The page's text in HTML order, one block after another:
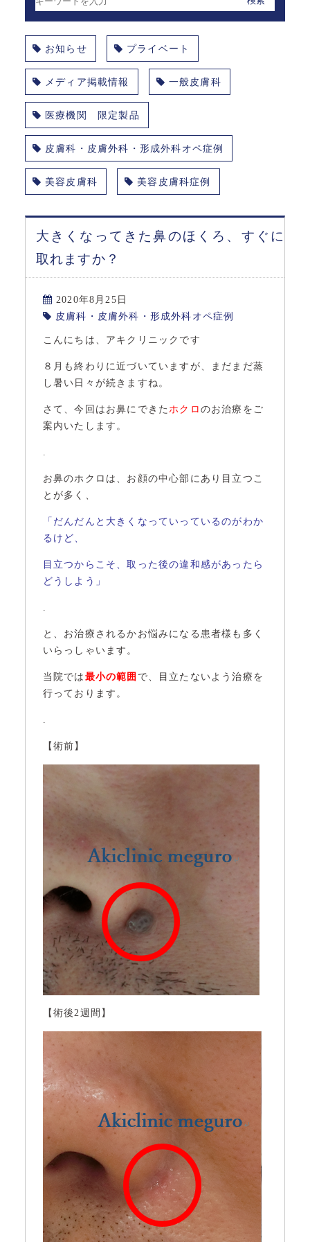
お知らせ プライベート
メディア掲載情報 一般皮膚科
医療機関 限定製品
皮膚科・皮膚外科・形成外科オペ症例
美容皮膚科 美容皮膚科症例
大きくなってきた鼻のほくろ、すぐに
取れますか？
2020年8月25日
皮膚科・皮膚外科・形成外科オペ症例
こんにちは、アキクリニックです
８月も終わりに近づいていますが、まだまだ蒸
し暑い日々が続きますね。
さて、今回はお鼻にできたホクロ のお治療をご
案内いたします。
.
お鼻のホクロは、お顔の中心部にあり目立つこ
とが多く、
「だんだんと大きくなっていっているのがわか
るけど、
目立つからこそ、取った後の違和感があったら
どうしよう」
.
と、お治療されるかお悩みになる患者様も多く
いらっしゃいます。
当院では 最小の範囲 で、目立たないよう治療を
行っております。
.
【術前】
【術後2週間】